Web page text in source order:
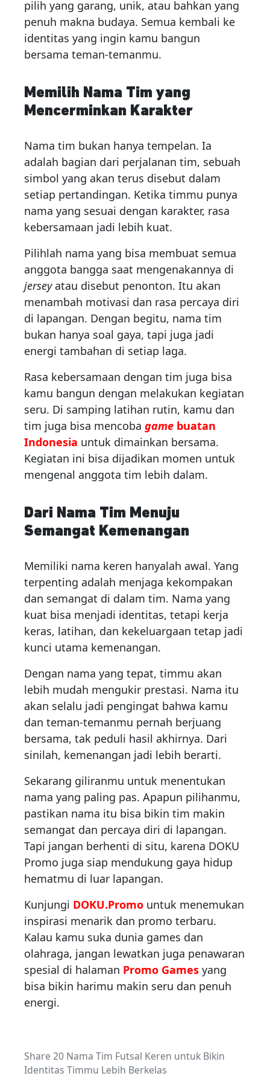
pilih yang garang, unik, atau bahkan yang
penuh makna budaya. Semua kembali ke
identitas yang ingin kamu bangun
bersama teman-temanmu.
Memilih Nama Tim yang
Mencerminkan Karakter
Nama tim bukan hanya tempelan. Ia
adalah bagian dari perjalanan tim, sebuah
simbol yang akan terus disebut dalam
setiap pertandingan. Ketika timmu punya
nama yang sesuai dengan karakter, rasa
kebersamaan jadi lebih kuat.
Pilihlah nama yang bisa membuat semua
anggota bangga saat mengenakannya di
jerseyatau disebut penonton. Itu akan
menambah motivasi dan rasa percaya diri
di lapangan. Dengan begitu, nama tim
bukan hanya soal gaya, tapi juga jadi
energi tambahan di setiap laga.
Rasa kebersamaan dengan tim juga bisa
kamu bangun dengan melakukan kegiatan
seru. Di samping latihan rutin, kamu dan
tim juga bisa mencoba game buatan
Indonesia untuk dimainkan bersama.
Kegiatan ini bisa dijadikan momen untuk
mengenal anggota tim lebih dalam.
Dari Nama Tim Menuju
Semangat Kemenangan
Memiliki nama keren hanyalah awal. Yang
terpenting adalah menjaga kekompakan
dan semangat di dalam tim. Nama yang
kuat bisa menjadi identitas, tetapi kerja
keras, latihan, dan kekeluargaan tetap jadi
kunci utama kemenangan.
Dengan nama yang tepat, timmu akan
lebih mudah mengukir prestasi. Nama itu
akan selalu jadi pengingat bahwa kamu
dan teman-temanmu pernah berjuang
bersama, tak peduli hasil akhirnya. Dari
sinilah, kemenangan jadi lebih berarti.
Sekarang giliranmu untuk menentukan
nama yang paling pas. Apapun pilihanmu,
pastikan nama itu bisa bikin tim makin
semangat dan percaya diri di lapangan.
Tapi jangan berhenti di situ, karena DOKU
Promo juga siap mendukung gaya hidup
hematmu di luar lapangan.
Kunjungi DOKU.Promo untuk menemukan
inspirasi menarik dan promo terbaru.
Kalau kamu suka dunia games dan
olahraga, jangan lewatkan juga penawaran
spesial di halaman Promo Games yang
bisa bikin harimu makin seru dan penuh
energi.
Share 20 Nama Tim Futsal Keren untuk Bikin
Identitas Timmu Lebih Berkelas